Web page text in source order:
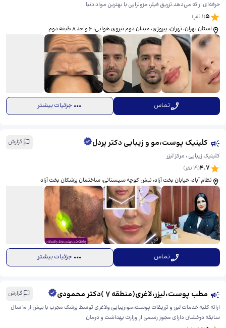
حرفه‌ای ارائه می‌دهد.تزریق فیلر، مزوتراپی با بهترین مواد دنیا
5
(
1 نفر)
استان تهران، تهران، پیروزی، میدان دوم نیروی هوایی، ​۶ واحد ۸ طبقه دوم
تماس جزئیات بیشتر
کلینیک پوست،مو و زیبایی دکتر پردل
گزارش
کلینیک زیبایی ، مرکز لیزر
4.7
(
19 نفر)
نظام آباد، خیابان بخت آزاد، نبش کوچه سیستانی، ​ساختمان پزشکان بخت آزاد
تماس جزئیات بیشتر
مطب پوست،لیزر،لاغری(منطقه ۷ )دکتر محمودی
گزارش
ارائه کلیه خدمات لیزر و تزریقات پوست،مو،زیبایی ولاغری توسط پزشک مجرب با بیش از ۱۰ سال
سابقه درخشان دارای مجوز رسمی از وزارت بهداشت و درمان